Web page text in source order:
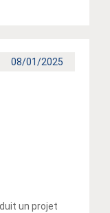
08/01/2025
un projet